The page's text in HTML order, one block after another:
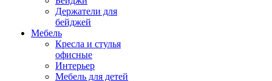
Держатели для
бейджей
Мебель
Кресла и стулья
офисные
Интерьер
Мебель для детей